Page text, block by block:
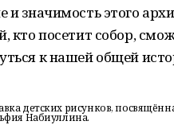
и значимость этого
кто посетит собор,
к нашей общей
детских рисунков,
Набиуллина.